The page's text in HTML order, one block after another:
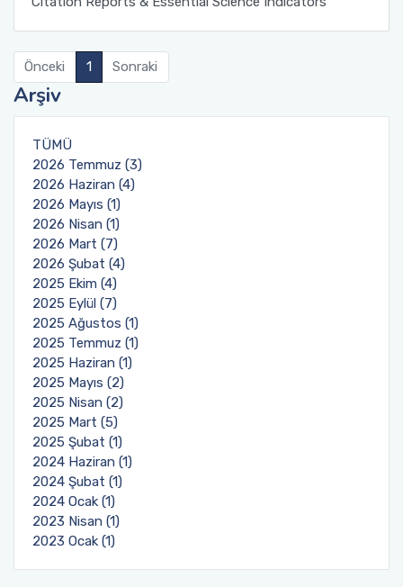
Önceki 1 Sonraki
Arşiv
TÜMÜ
2026 Temmuz (3)
2026 Haziran (4)
2026 Mayıs (1)
2026 Nisan (1)
2026 Mart (7)
2026 Şubat (4)
2025 Ekim (4)
2025 Eylül (7)
2025 Ağustos (1)
2025 Temmuz (1)
2025 Haziran (1)
2025 Mayıs (2)
2025 Nisan (2)
2025 Mart (5)
2025 Şubat (1)
2024 Haziran (1)
2024 Şubat (1)
2024 Ocak (1)
2023 Nisan (1)
2023 Ocak (1)
Kurumsal Açık Erişim
Veri Tabanları Tarama (EDS)
Hizmet Standartları
İç Kontrol Standartları